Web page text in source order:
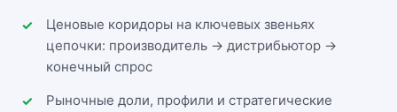
Ценовые коридоры на ключевых звеньях
цепочки: производитель → дистрибьютор →
конечный спрос
Рыночные доли, профили и стратегические